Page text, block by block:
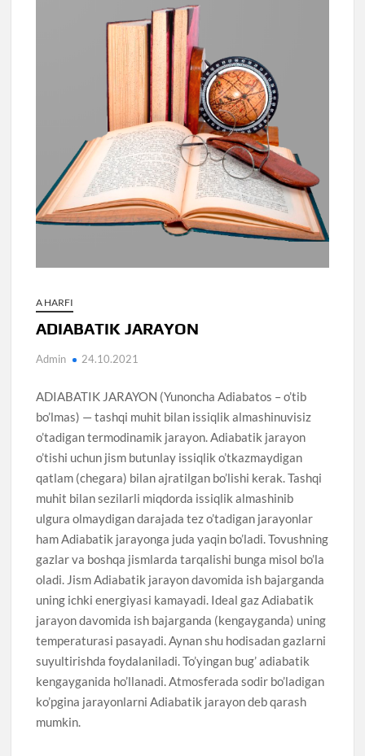
A HARFI
ADIABATIK JARAYON
Admin 24.10.2021
ADIABATIK JARAYON (Yunoncha Adiabatos – o’tib
bo’lmas) — tashqi muhit bilan issiqlik almashinuvisiz
o’tadigan termodinamik jarayon. Adiabatik jarayon
o’tishi uchun jism butunlay issiqlik o’tkazmaydigan
qatlam (chegara) bilan ajratilgan bo’lishi kerak. Tashqi
muhit bilan sezilarli miqdorda issiqlik almashinib
ulgura olmaydigan darajada tez o’tadigan jarayonlar
ham Adiabatik jarayonga juda yaqin bo’ladi. Tovushning
gazlar va boshqa jismlarda tarqalishi bunga misol bo’la
oladi. Jism Adiabatik jarayon davomida ish bajarganda
uning ichki energiyasi kamayadi. Ideal gaz Adiabatik
jarayon davomida ish bajarganda (kengayganda) uning
temperaturasi pasayadi. Aynan shu hodisadan gazlarni
suyultirishda foydalaniladi. To’yingan bug’ adiabatik
kengayganida ho’llanadi. Atmosferada sodir bo’ladigan
ko’pgina jarayonlarni Adiabatik jarayon deb qarash
mumkin.